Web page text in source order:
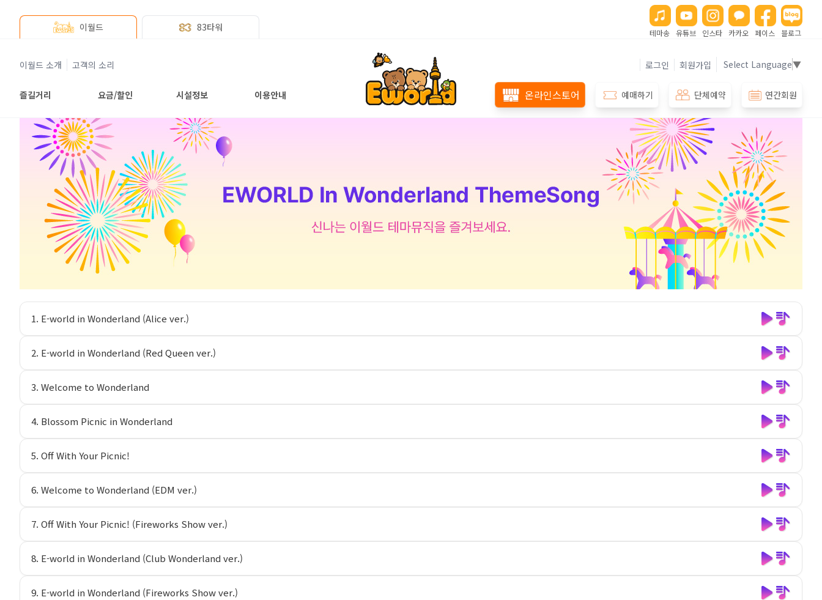
이월드 83타워 테마송 유튜브 인스타 카카오 페이스 블로그
이월드 소개 고객의 소리 로그인 회원가입 Select Language▼
즐길거리 요금/할인 시설정보 이용안내 온라인스토어 예매하기 단체예약 연간회원
1. E-world in Wonderland (Alice ver.)
2. E-world in Wonderland (Red Queen ver.)
3. Welcome to Wonderland
4. Blossom Picnic in Wonderland
5. Off With Your Picnic!
6. Welcome to Wonderland (EDM ver.)
7. Off With Your Picnic! (Fireworks Show ver.)
8. E-world in Wonderland (Club Wonderland ver.)
9. E-world in Wonderland (Fireworks Show ver.)